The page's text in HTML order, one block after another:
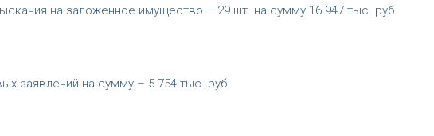
на заложенное имущество – 29 шт. на сумму 16 947 тыс. руб.
заявлений на сумму – 5 754 тыс. руб.